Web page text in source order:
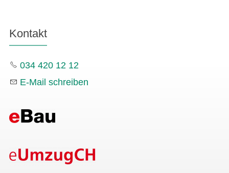
Kontakt
034 420 12 12
E-Mail schreiben